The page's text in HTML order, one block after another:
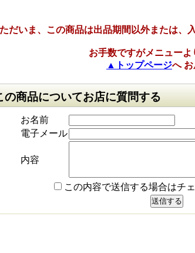
ただいま、この商品は出品期間以外または、
お手数ですがメニューよ
▲トップページへ お
の商品についてお店に質問する
お名前
電子メール
内容
この内容で送信する場合はチェ